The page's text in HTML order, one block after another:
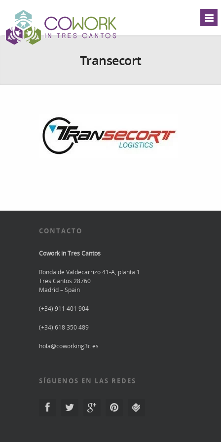
Transecort
CONTACTO
Cowork in Tres Cantos
Ronda de Valdecarrizo 41-A, planta 1
Tres Cantos 28760
Madrid – Spain
(+34) 911 401 904
(+34) 618 350 489
hola@coworking3c.es
SÍGUENOS EN LAS REDES